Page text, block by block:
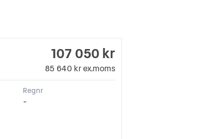
107 050 kr
85 640 kr ex.moms
Regnr
-